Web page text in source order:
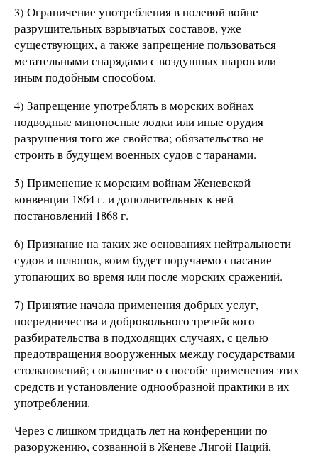
3) Ограничение употребления в полевой войне
разрушительных взрывчатых составов, уже
существующих, а также запрещение пользоваться
метательными снарядами с воздушных шаров или
иным подобным способом.
4) Запрещение употреблять в морских войнах
подводные миноносные лодки или иные орудия
разрушения того же свойства; обязательство не
строить в будущем военных судов с таранами.
5) Применение к морским войнам Женевской
конвенции 1864 г. и дополнительных к ней
постановлений 1868 г.
6) Признание на таких же основаниях нейтральности
судов и шлюпок, коим будет поручаемо спасание
утопающих во время или после морских сражений.
7) Принятие начала применения добрых услуг,
посредничества и добровольного третейского
разбирательства в подходящих случаях, с целью
предотвращения вооруженных между государствами
столкновений; соглашение о способе применения этих
средств и установление однообразной практики в их
употреблении.
Через с лишком тридцать лет на конференции по
разоружению, созванной в Женеве Лигой Наций,